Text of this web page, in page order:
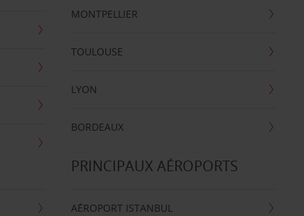
MONTPELLIER
TOULOUSE
LYON
BORDEAUX
PRINCIPAUX AÉROPORTS
AÉROPORT ISTANBUL